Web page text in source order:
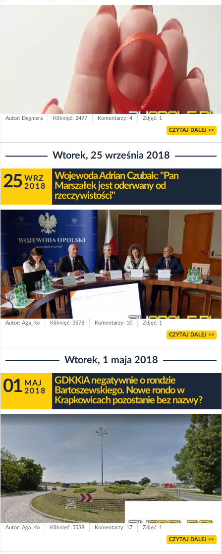
Autor: Dagmara Kliknięć: 2497 Komentarzy: 4 Zdjęć: 1
CZYTAJ DALEJ >>
Wtorek, 25 września 2018
25 WRZ
2018
Wojewoda Adrian Czubak: "Pan
Marszałek jest oderwany od
rzeczywistości"
Autor: Aga_Ko Kliknięć: 3578 Komentarzy: 10 Zdjęć: 1
CZYTAJ DALEJ >>
Wtorek, 1 maja 2018
01 MAJ
2018
GDKKiA negatywnie o rondzie
Bartoszewskiego. Nowe rondo w
Krapkowicach pozostanie bez nazwy?
Autor: Aga_Ko Kliknięć: 5538 Komentarzy: 17 Zdjęć: 1
CZYTAJ DALEJ >>